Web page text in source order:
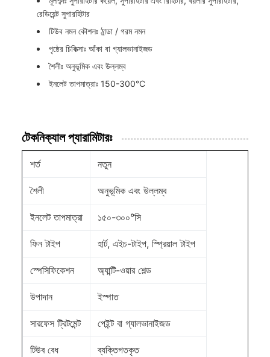
রেডিয়েন্ট সুপারহিটার
টিউব নমন কৌশলঃ ঠান্ডা / গরম নমন
পৃষ্ঠের চিকিত্সাঃ আঁকা বা গ্যালভানাইজড
শৈলীঃ অনুভূমিক এবং উল্লম্ব
ইনলেট তাপমাত্রাঃ 150-300°C
টেকনিক্যাল প্যারামিটারঃ
শর্ত নতুন
শৈলী অনুভূমিক এবং উল্লম্ব
ইনলেট তাপমাত্রা ১৫০-৩০০°সি
ফিন টাইপ হার্ট, এইচ-টাইপ, স্প্রিয়াল টাইপ
স্পেসিফিকেশন অ্যান্টি-ওয়ার শেল্ড
উপাদান ইস্পাত
সারফেস ট্রিটমেন্ট পেইন্ট বা গ্যালভানাইজড
টিউব বেধ ব্যক্তিগতকৃত